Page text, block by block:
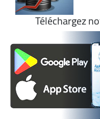
Téléchargez